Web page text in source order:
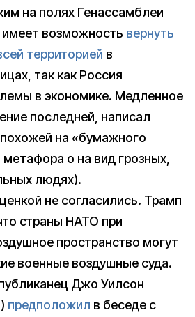
на полях Генассамблеи
возможность вернуть
территорией в
так как Россия
в экономике. Медленное
последней, написал
на «бумажного
метафора о на вид грозных,
людях).
не согласились. Трамп
страны НАТО при
пространство могут
военные воздушные суда.
Джо Уилсон
предположил в беседе с